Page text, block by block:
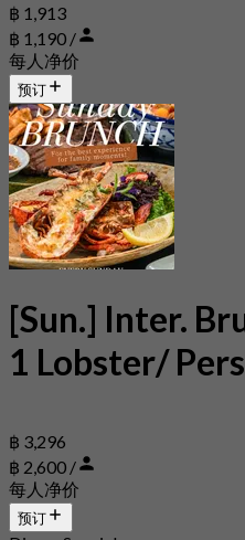
฿ 1,913
฿ 1,190 /
每人净价
预订
[Sun.] Inter.
1 Lobster/
฿ 3,296
฿ 2,600 /
每人净价
预订